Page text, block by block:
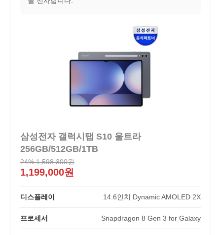
삼성전자 갤럭시탭 S10 울트라
256GB/512GB/1TB
24% 1,598,300원
1,199,000원
디스플레이 14.6인치 Dynamic AMOLED 2X
프로세서 Snapdragon 8 Gen 3 for Galaxy